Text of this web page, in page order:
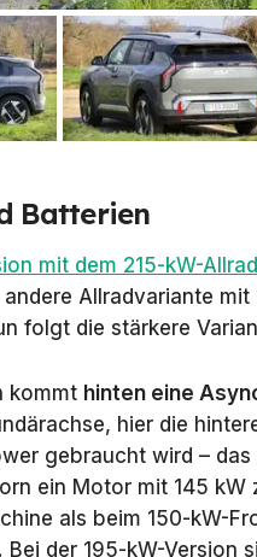
Batterien
mit dem 215-kW-
Allradvariante
folgt die stärkere
kommt hinten eine
hier die
gebraucht wird –
ein Motor mit 145 kW
als beim 150-kW-
der 195-kW-Version